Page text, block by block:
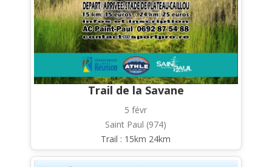
Trail de la Savane
5 févr
Saint Paul (974)
Trail : 15km 24km